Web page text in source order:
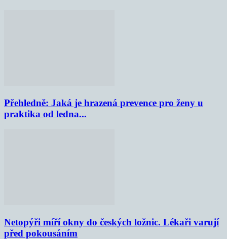
Přehledně: Jaká je hrazená prevence pro ženy u
praktika od ledna...
Netopýři míří okny do českých ložnic. Lékaři varují
před pokousáním